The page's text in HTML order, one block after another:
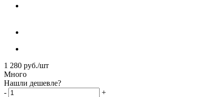
1 280 руб./шт
Много
Нашли дешевле?
-
+